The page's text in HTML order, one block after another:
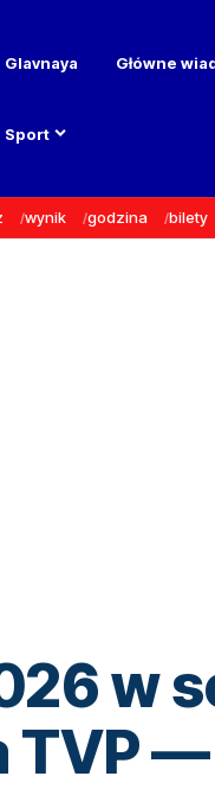
Glavnaya Główne
Sport
wynik godzina bilety
w
TVP